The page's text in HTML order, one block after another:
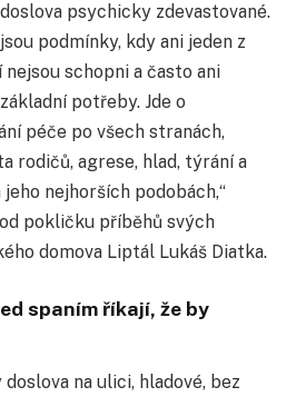
psychicky zdevastované.
podmínky, kdy ani jeden z
schopni a často ani
potřeby. Jde o
péče po všech stranách,
rodičů, agrese, hlad, týrání a
nejhorších podobách,“
pokličku příběhů svých
domova Liptál Lukáš Diatka.
spaním říkají, že by
na ulici, hladové, bez